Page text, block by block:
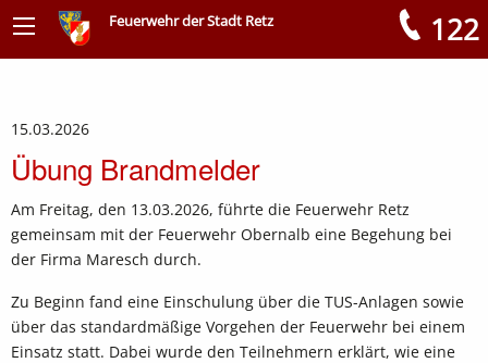
Feuerwehr der Stadt Retz 122
15.03.2026
Übung Brandmelder
Am Freitag, den 13.03.2026, führte die Feuerwehr Retz
gemeinsam mit der Feuerwehr Obernalb eine Begehung bei
der Firma Maresch durch.
Zu Beginn fand eine Einschulung über die TUS-Anlagen sowie
über das standardmäßige Vorgehen der Feuerwehr bei einem
Einsatz statt. Dabei wurde den Teilnehmern erklärt, wie eine